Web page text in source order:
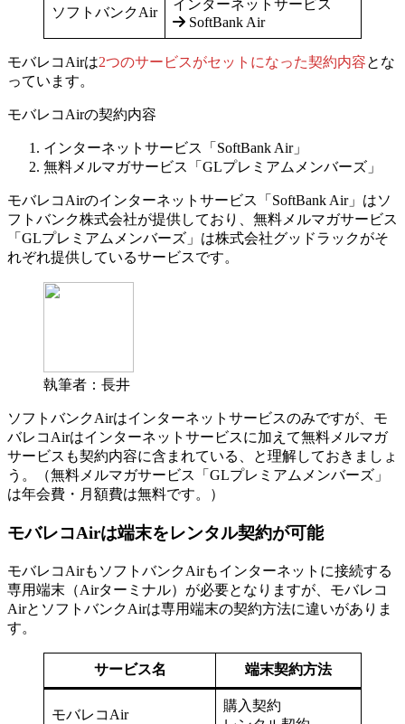
ソフトバンクAir
インターネットサービス
SoftBank Air
モバレコAirは2つのサービスがセットになった契約内容とな
っています。
モバレコAirの契約内容
インターネットサービス「SoftBank Air」
無料メルマガサービス「GLプレミアムメンバーズ」
モバレコAirのインターネットサービス「SoftBank Air」はソ
フトバンク株式会社が提供しており、無料メルマガサービス
「GLプレミアムメンバーズ」は株式会社グッドラックがそ
れぞれ提供しているサービスです。
執筆者：長井
ソフトバンクAirはインターネットサービスのみですが、モ
バレコAirはインターネットサービスに加えて無料メルマガ
サービスも契約内容に含まれている、と理解しておきましょ
う。（無料メルマガサービス「GLプレミアムメンバーズ」
は年会費・月額費は無料です。）
モバレコAirは端末をレンタル契約が可能
モバレコAirもソフトバンクAirもインターネットに接続する
専用端末（Airターミナル）が必要となりますが、 モバレコ
AirとソフトバンクAirは専用端末の契約方法に違いがありま
す。
サービス名 端末契約方法
モバレコAir
購入契約